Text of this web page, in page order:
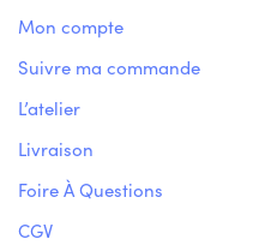
Mon compte
Suivre ma commande
L’atelier
Livraison
Foire À Questions
CGV